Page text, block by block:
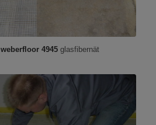
weberfloor 4945glasfibernät